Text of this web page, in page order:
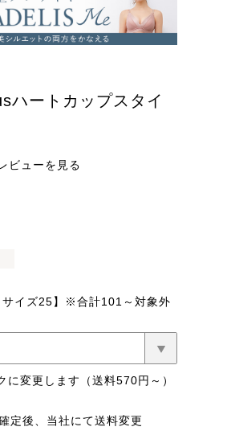
ハートカップスタイ
ビューを見る
サイズ25】※合計101～対象外
変更します（送料570円～）
定後、当社にて送料変更